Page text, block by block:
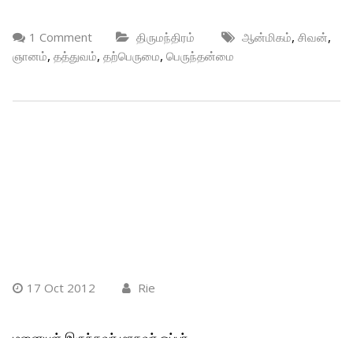
1 Comment திருமந்திரம் ஆன்மிகம், சிவன்,
ஞானம், தத்துவம், தற்பெருமை, பெருந்தன்மை
17 Oct 2012 Rie